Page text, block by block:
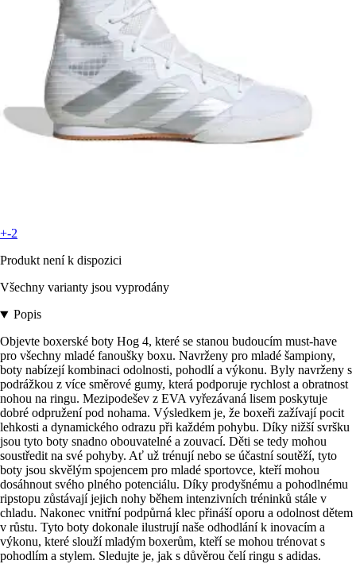
+-2
Produkt není k dispozici
Všechny varianty jsou vyprodány
Popis
Objevte boxerské boty Hog 4, které se stanou budoucím must-have
pro všechny mladé fanoušky boxu. Navrženy pro mladé šampiony,
boty nabízejí kombinaci odolnosti, pohodlí a výkonu. Byly navrženy s
podrážkou z více směrové gumy, která podporuje rychlost a obratnost
nohou na ringu. Mezipodešev z EVA vyřezávaná lisem poskytuje
dobré odpružení pod nohama. Výsledkem je, že boxeři zažívají pocit
lehkosti a dynamického odrazu při každém pohybu. Díky nižší svršku
jsou tyto boty snadno obouvatelné a zouvací. Děti se tedy mohou
soustředit na své pohyby. Ať už trénují nebo se účastní soutěží, tyto
boty jsou skvělým spojencem pro mladé sportovce, kteří mohou
dosáhnout svého plného potenciálu. Díky prodyšnému a pohodlnému
ripstopu zůstávají jejich nohy během intenzivních tréninků stále v
chladu. Nakonec vnitřní podpůrná klec přináší oporu a odolnost dětem
v růstu. Tyto boty dokonale ilustrují naše odhodlání k inovacím a
výkonu, které slouží mladým boxerům, kteří se mohou trénovat s
pohodlím a stylem. Sledujte je, jak s důvěrou čelí ringu s adidas.